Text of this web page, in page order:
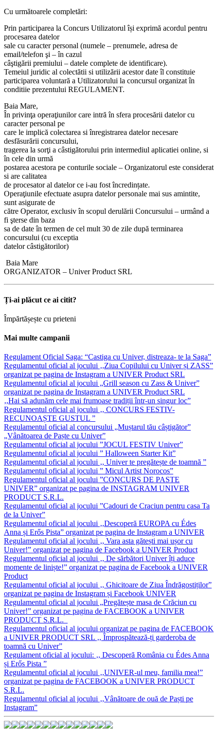
Cu următoarele completări:
Prin participarea la Concurs Utilizatorul își exprimă acordul pentru
procesarea datelor
sale cu caracter personal (numele – prenumele, adresa de
email/telefon şi – în cazul
câştigării premiului – datele complete de identificare).
Temeiul juridic al colectătii si utilizării acestor date îl constituie
participarea voluntară a Utilizatorului la concursul organizat în
conditiie prezentului REGULAMENT.
Baia Mare,
În privinţa operaţiunilor care intră în sfera procesării datelor cu
caracter personal pe
care le implică colectarea si înregistrarea datelor necesare
desfăsurării concursului,
tragerea la sorţi a câstigătorului prin intermediul aplicatiei online, si
în cele din urmă
postarea acestora pe conturile sociale – Organizatorul este considerat
si are calitatea
de procesator al datelor ce i-au fost încredințate.
Operaţiunile efectuate asupra datelor personale mai sus amintite,
sunt asigurate de
către Operator, exclusiv în scopul derulării Concursului – urmând a
fi şterse din baza
sa de date în termen de cel mult 30 de zile după terminarea
concursului (cu exceptia
datelor câstigătorilor)
Baia Mare
ORGANIZATOR – Univer Product SRL
Ți-ai plăcut ce ai citit?
Împărtășește cu prieteni
Mai multe campanii
Regulament Oficial Saga: “Castiga cu Univer, distreaza- te la Saga”
Regulamentul oficial al jocului ‚,Ziua Copilului cu Univer și ZASS”
organizat pe pagina de Instagram a UNIVER Product SRL
Regulamentul oficial al jocului „Grill season cu Zass & Univer”
organizat pe pagina de Instagram a UNIVER Product SRL
‚,Hai să adunăm cele mai frumoase tradiții într-un singur loc”
Regulamentul oficial al jocului ‚, CONCURS FESTIV-
RECUNOAȘTE GUSTUL ”
Regulamentul oficial al concursului „Muștarul tău câștigător”
„Vânătoarea de Paște cu Univer”
Regulamentul oficial al jocului ”JOCUL FESTIV Univer”
Regulamentul oficial al jocului ” Halloween Starter Kit”
Regulamentul oficial al jocului ‚, Univer te pregătește de toamnă ”
Regulamentul oficial al jocului ” Micul Artist Norocos”
Regulamentul oficial al jocului ”CONCURS DE PASTE
UNIVER” organizat pe pagina de INSTAGRAM UNIVER
PRODUCT S.R.L.
Regulamentul oficial al jocului ”Cadouri de Craciun pentru casa Ta
de la Univer”
Regulamentul oficial al jocului ‚,Descoperă EUROPA cu Édes
Anna și Erős Pista” organizat pe pagina de Instagram a UNIVER
Regulamentul oficial al jocului ‚, Vara asta gătești mai ușor cu
Univer!” organizat pe pagina de Facebook a UNIVER Product
Regulamentul oficial al jocului ‚, De sărbători Univer îți aduce
momente de liniște!” organizat pe pagina de Facebook a UNIVER
Product
Regulamentul oficial al jocului ‚, Ghicitoare de Ziua Îndrăgostiților”
organizat pe pagina de Instagram și Facebook UNIVER
Regulamentul oficial al jocului „Pregătește masa de Crăciun cu
Univer!” organizat pe pagina de FACEBOOK a UNIVER
PRODUCT S.R.L.
Regulamentul oficial al jocului organizat pe pagina de FACEBOOK
a UNIVER PRODUCT SRL ‚, Împrospătează-ți garderoba de
toamnă cu Univer”
Regulament oficial al jocului: ‚, Descoperă România cu Édes Anna
și Erős Pista ”
Regulamentul oficial al jocului ‚,UNIVER-ul meu, familia mea!”
organizat pe pagina de FACEBOOK a UNIVER PRODUCT
S.R.L.
Regulamentul oficial al jocului ‚,Vânătoare de ouă de Paști pe
Instagram”